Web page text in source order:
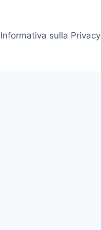
Informativa sulla Privacy